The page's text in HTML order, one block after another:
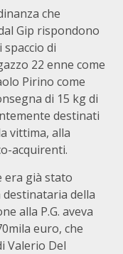
che
Gip rispondono
di
22 enne come
Pirino come
di 15 kg di
destinati
vittima, alla
acquirenti.
era già stato
della
alla P.G. aveva
euro, che
Valerio Del